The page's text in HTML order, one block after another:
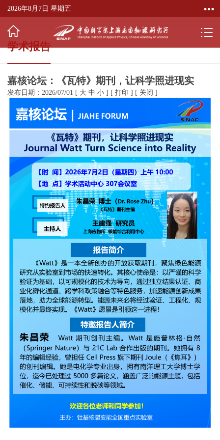
2026年8月7日 星期五
学术报告
嘉核论坛：《瓦特》期刊，让科学照进现实
发布日期：2026/07/01 [ 大 中 小 ] [ 打印 ] [ 关闭 ]